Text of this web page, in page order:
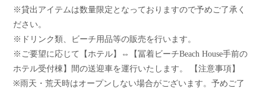
※貸出アイテムは数量限定となっておりますので予めご了承く
ださい。
※ドリンク類、ビーチ用品等の販売を行います。
※ご要望に応じて【ホテル】⇔【冨着ビーチBeach House手前の
ホテル受付棟】間の送迎車を運行いたします。 【注意事項】
※雨天・荒天時はオープンしない場合がございます。予めご了